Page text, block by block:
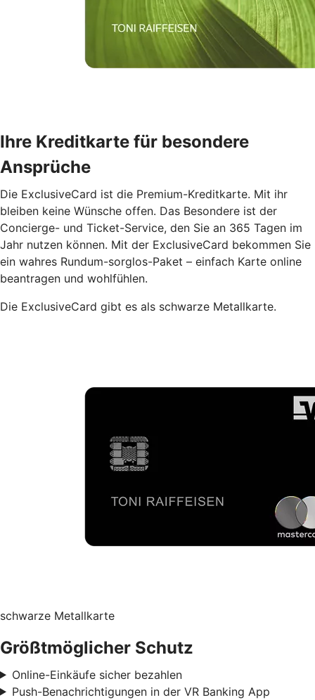
Ihre Kreditkarte für besondere
Ansprüche
Die ExclusiveCard ist die Premium-Kreditkarte. Mit ihr
bleiben keine Wünsche offen. Das Besondere ist der
Concierge- und Ticket-Service, den Sie an 365 Tagen im
Jahr nutzen können. Mit der ExclusiveCard bekommen Sie
ein wahres Rundum-sorglos-Paket – einfach Karte online
beantragen und wohlfühlen.
Die ExclusiveCard gibt es als schwarze Metallkarte.
schwarze Metallkarte
Größtmöglicher Schutz
Online-Einkäufe sicher bezahlen
Push-Benachrichtigungen in der VR Banking App